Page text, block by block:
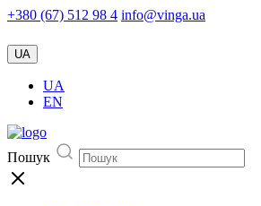
+380 (67) 512 98 4 info@vinga.ua
UA
UA
EN
Пошук